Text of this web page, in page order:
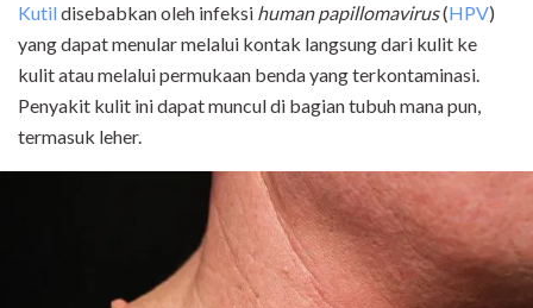
Kutildisebabkan oleh infeksi human papillomavirus(HPV)
yang dapat menular melalui kontak langsung dari kulit ke
kulit atau melalui permukaan benda yang terkontaminasi.
Penyakit kulit ini dapat muncul di bagian tubuh mana pun,
termasuk leher.